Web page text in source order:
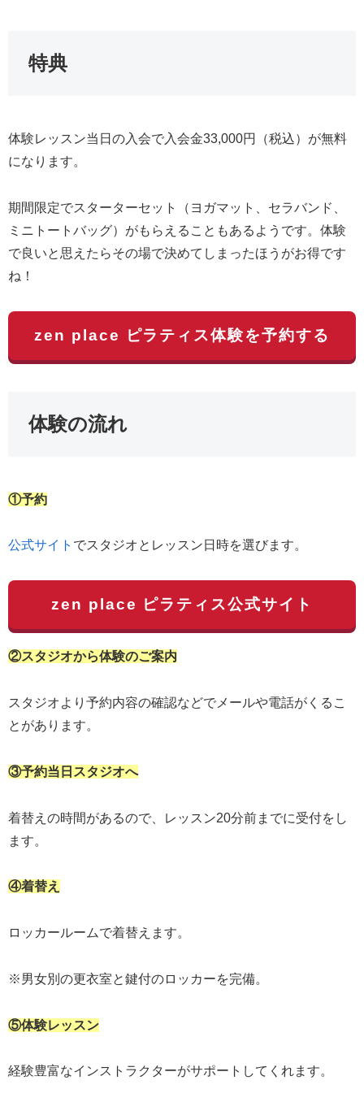
特典
体験レッスン当日の入会で入会金33,000円（税込）が無料
になります。
期間限定でスターターセット（ヨガマット、セラバンド、
ミニトートバッグ）がもらえることもあるようです。体験
で良いと思えたらその場で決めてしまったほうがお得です
ね！
zen place ピラティス体験を予約する
体験の流れ
①予約
公式サイト でスタジオとレッスン日時を選びます。
zen place ピラティス公式サイト
②スタジオから体験のご案内
スタジオより予約内容の確認などでメールや電話がくるこ
とがあります。
③予約当日スタジオへ
着替えの時間があるので、レッスン20分前までに受付をし
ます。
④着替え
ロッカールームで着替えます。
※男女別の更衣室と鍵付のロッカーを完備。
⑤体験レッスン
経験豊富なインストラクターがサポートしてくれます。